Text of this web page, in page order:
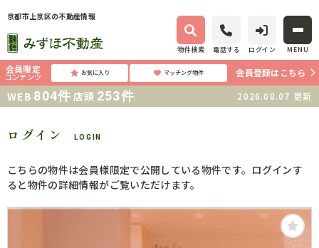
京都市上京区の不動産情報
物件検索 電話する ログイン MENU
会員限定
コンテンツ お気に入り マッチング物件 会員登録はこちら
WEB 804件 店頭 253件 2026.08.07 更新
ログイン LOGIN
こちらの物件は会員様限定で公開している物件です。ログインす
ると物件の詳細情報がご覧いただけます。